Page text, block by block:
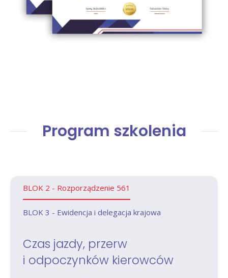
Program szkolenia
BLOK 2 - Rozporządzenie 561
BLOK 3 - Ewidencja i delegacja krajowa
Czas jazdy, przerw
i odpoczynków kierowców